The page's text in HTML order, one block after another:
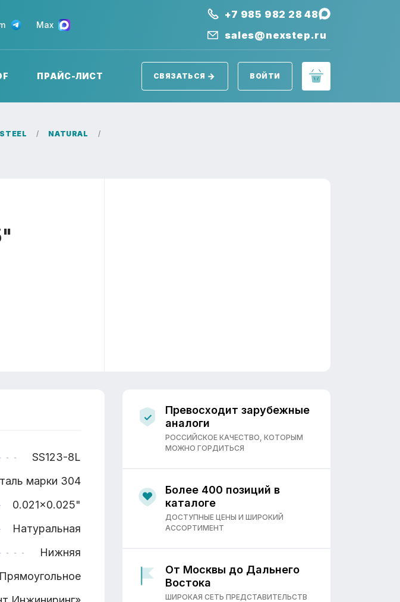
Max
+7 985 982 28 48
sales@nexstep.ru
ПРАЙС-ЛИСТ СВЯЗАТЬСЯ ВОЙТИ
NATURAL
SS123-8L
марки 304
0.021x0.025"
Натуральная
Нижняя
Прямоугольное
Превосходит зарубежные
аналоги
РОССИЙСКОЕ КАЧЕСТВО, КОТОРЫМ
МОЖНО ГОРДИТЬСЯ
Более 400 позиций в
каталоге
ДОСТУПНЫЕ ЦЕНЫ И ШИРОКИЙ
АССОРТИМЕНТ
От Москвы до Дальнего
Востока
ШИРОКАЯ СЕТЬ ПРЕДСТАВИТЕЛЬСТВ